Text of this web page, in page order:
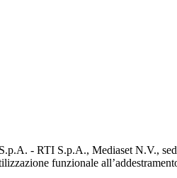
- RTI S.p.A., Mediaset N.V.,
funzionale